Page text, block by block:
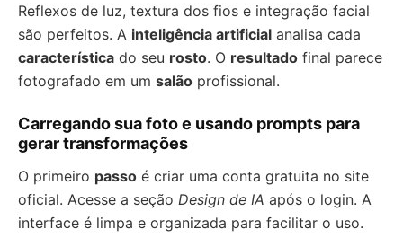
Reflexos de luz, textura dos fios e integração facial
são perfeitos. A inteligência artificial analisa cada
característica do seu rosto. O resultado final parece
fotografado em um salão profissional.
Carregando sua foto e usando prompts para
gerar transformações
O primeiro passo é criar uma conta gratuita no site
oficial. Acesse a seção Design de IA após o login. A
interface é limpa e organizada para facilitar o uso.